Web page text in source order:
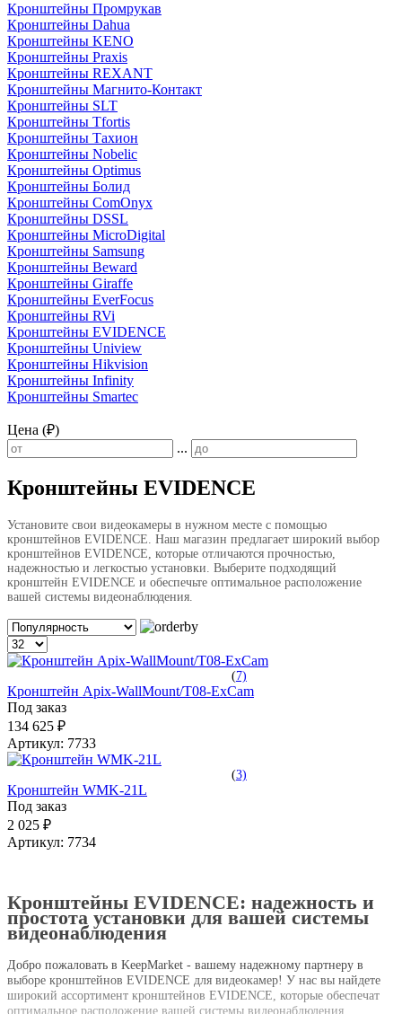
Кронштейны Промрукав
Кронштейны Dahua
Кронштейны KENO
Кронштейны Praxis
Кронштейны REXANT
Кронштейны Магнито-Контакт
Кронштейны SLT
Кронштейны Tfortis
Кронштейны Тахион
Кронштейны Nobelic
Кронштейны Optimus
Кронштейны Болид
Кронштейны ComOnyx
Кронштейны DSSL
Кронштейны MicroDigital
Кронштейны Samsung
Кронштейны Beward
Кронштейны Giraffe
Кронштейны EverFocus
Кронштейны RVi
Кронштейны EVIDENCE
Кронштейны Uniview
Кронштейны Hikvision
Кронштейны Infinity
Кронштейны Smartec
Цена (₽)
...
Кронштейны EVIDENCE
Установите свои видеокамеры в нужном месте с помощью
кронштейнов EVIDENCE. Наш магазин предлагает широкий выбор
кронштейнов EVIDENCE, которые отличаются прочностью,
надежностью и легкостью установки. Выберите подходящий
кронштейн EVIDENCE и обеспечьте оптимальное расположение
вашей системы видеонаблюдения.
(7)
Кронштейн Apix-WallMount/T08-ExCam
Под заказ
134 625 ₽
Артикул: 7733
(3)
Кронштейн WMK-21L
Под заказ
2 025 ₽
Артикул: 7734
Кронштейны EVIDENCE: надежность и
простота установки для вашей системы
видеонаблюдения
Добро пожаловать в KeepMarket - вашему надежному партнеру в
выборе кронштейнов EVIDENCE для видеокамер! У нас вы найдете
широкий ассортимент кронштейнов EVIDENCE, которые обеспечат
оптимальное расположение вашей системы видеонаблюдения.